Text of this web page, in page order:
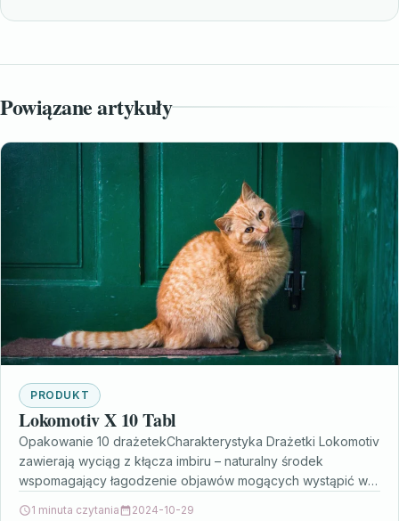
Powiązane artykuły
PRODUKT
Lokomotiv X 10 Tabl
Opakowanie 10 drażetekCharakterystyka Drażetki Lokomotiv
zawierają wyciąg z kłącza imbiru – naturalny środek
wspomagający łagodzenie objawów mogących wystąpić w
1 minuta czytania 2024-10-29